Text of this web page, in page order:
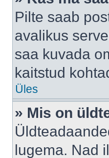
Pilte saab
avalikus
saa kuvada
kaitstud
Üles
» Mis on
lugema. Nad